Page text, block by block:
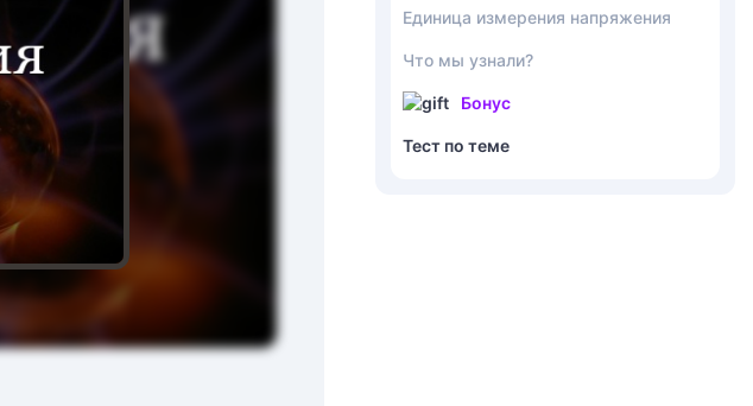
Единица измерения напряжения
Что мы узнали?
Бонус
Тест по теме